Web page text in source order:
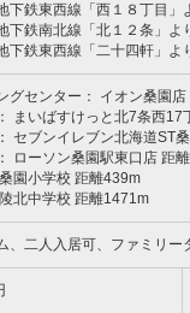
下鉄東西線「西１８丁目」
下鉄南北線「北１２条」よ
下鉄東西線「二十四軒」よ
グセンター： イオン桑園
まいばすけっと北7条西17
セブンイレブン北海道ST
ローソン桑園駅東口店 距
園小学校 距離439m
北中学校 距離1471m
、二人入居可、ファミリ